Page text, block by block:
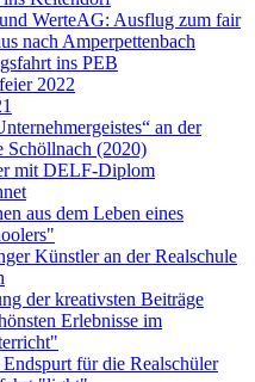
WerteAG: Ausflug zum fair
nach Amperpettenbach
ins PEB
2022
an der
Schöllnach (2020)
mit DELF-Diplom
aus dem Leben eines
Künstler an der Realschule
der kreativsten Beiträge
Erlebnisse im
für die Realschüler